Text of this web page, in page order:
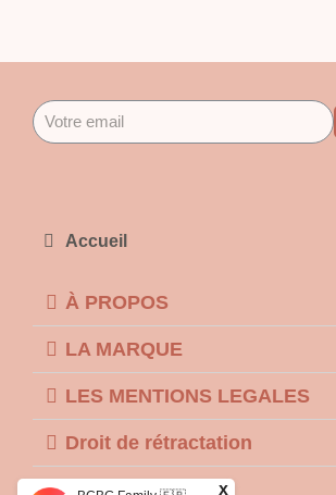
Accueil
À PROPOS
LA MARQUE
LES MENTIONS LEGALES
Droit de rétractation
x